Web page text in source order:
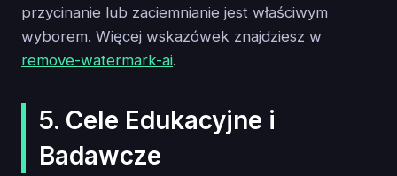
przycinanie lub zaciemnianie jest właściwym
wyborem. Więcej wskazówek znajdziesz w
remove-watermark-ai.
5. Cele Edukacyjne i
Badawcze